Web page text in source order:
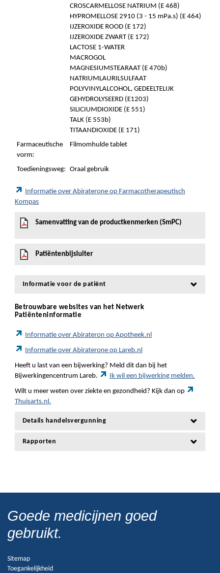
CROSCARMELLOSE NATRIUM (E 468)
HYPROMELLOSE 2910 (3 - 15 mPa.s) (E 464)
IJZEROXIDE ROOD (E 172)
IJZEROXIDE ZWART (E 172)
LACTOSE 1-WATER
MACROGOL
MAGNESIUMSTEARAAT (E 470b)
NATRIUMLAURILSULFAAT
POLYVINYLALCOHOL, GEDEELTELIJK
GEHYDROLYSEERD (E1203)
SILICIUMDIOXIDE (E 551)
TALK (E 553b)
TITAANDIOXIDE (E 171)
Farmaceutische
vorm:
Filmomhulde tablet
Toedieningsweg: Oraal gebruik
Informatie over Abiraterone op Farmacotherapeutisch
Kompas
Samenvatting van de productkenmerken (SmPC)
Patiëntenbijsluiter
Informatie voor de patiënt
Betrouwbare websites van het Netwerk
Patiënteninformatie
Informatie over Abirateron op Apotheek.nl
Informatie over Abiraterone op Lareb.nl
Heeft u last van een bijwerking? Meld dit dan bij het
Bijwerkingencentrum Lareb.
Ik wil een bijwerking melden.
Wilt u meer weten over ziekte en gezondheid? Kijk dan op
Thuisarts.nl.
Details handelsvergunning
Rapporten
Goede medicijnen goed
gebruikt.
Sitemap
Toegankelijkheid